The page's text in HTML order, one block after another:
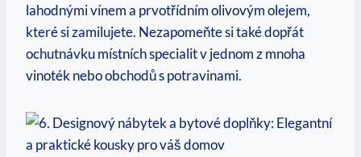
lahodnými vínem a prvotřídním olivovým olejem,
které si zamilujete. Nezapomeňte si také dopřát
ochutnávku místních specialit v jednom z mnoha
vinoték nebo obchodů s potravinami.